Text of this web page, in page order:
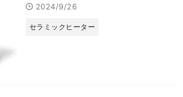
2024/9/26
セラミックヒーター